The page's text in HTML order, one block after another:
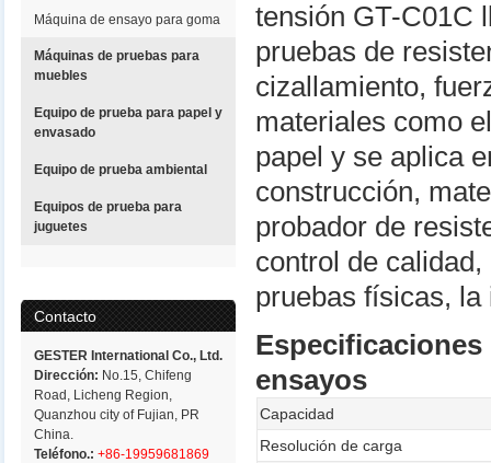
Máquina de ensayo para goma
Máquinas de pruebas para
muebles
Equipo de prueba para papel y
envasado
Equipo de prueba ambiental
Equipos de prueba para
juguetes
Contacto
GESTER International Co., Ltd.
Dirección: No.15, Chifeng
Road, Licheng Region,
Quanzhou city of Fujian, PR
China.
Teléfono.: +86-19959681869
tensión GT-C01C
pruebas de
cizallamiento,
materiales como
papel y se aplica
construcción,
probador de
control de
pruebas físicas,
ensayos
Capacidad
Resolución de carga